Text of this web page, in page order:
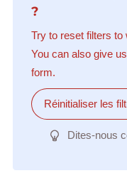
?
Try to reset filters to
You can also give
form.
Réinitialiser les
Dites-nous